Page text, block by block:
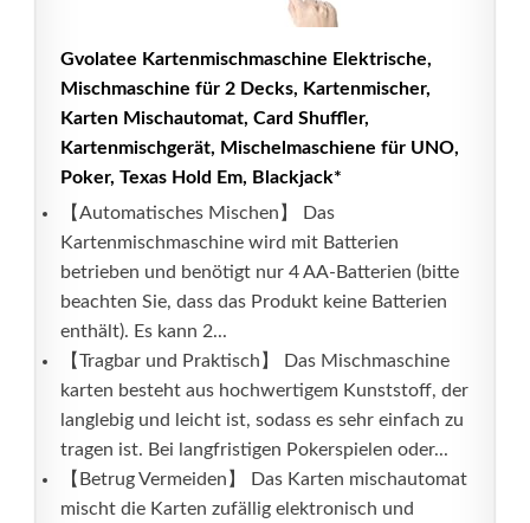
Gvolatee Kartenmischmaschine Elektrische,
Mischmaschine für 2 Decks, Kartenmischer,
Karten Mischautomat, Card Shuffler,
Kartenmischgerät, Mischelmaschiene für UNO,
Poker, Texas Hold Em, Blackjack*
【Automatisches Mischen】 Das
Kartenmischmaschine wird mit Batterien
betrieben und benötigt nur 4 AA-Batterien (bitte
beachten Sie, dass das Produkt keine Batterien
enthält). Es kann 2...
【Tragbar und Praktisch】 Das Mischmaschine
karten besteht aus hochwertigem Kunststoff, der
langlebig und leicht ist, sodass es sehr einfach zu
tragen ist. Bei langfristigen Pokerspielen oder...
【Betrug Vermeiden】 Das Karten mischautomat
mischt die Karten zufällig elektronisch und